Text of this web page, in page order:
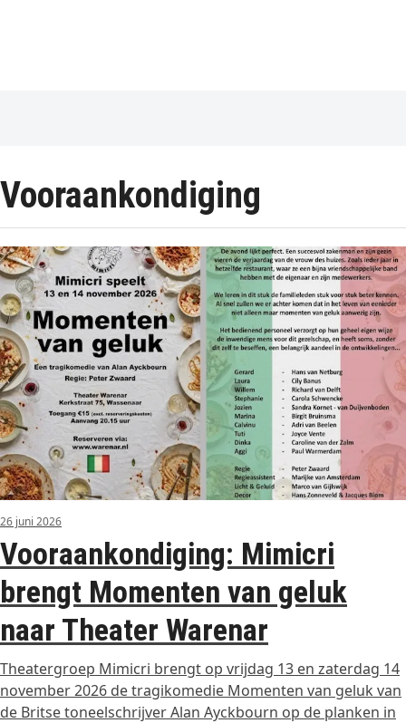
Vooraankondiging
26 juni 2026
Vooraankondiging: Mimicri
brengt Momenten van geluk
naar Theater Warenar
Theatergroep Mimicri brengt op vrijdag 13 en zaterdag 14
november 2026 de tragikomedie Momenten van geluk van
de Britse toneelschrijver Alan Ayckbourn op de planken in